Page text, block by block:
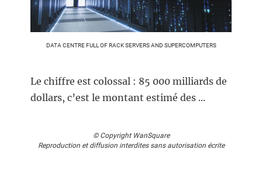
DATA CENTRE FULL OF RACK SERVERS AND SUPERCOMPUTERS
Le chiffre est colossal : 85 000 milliards de
dollars, c’est le montant estimé des ...
© Copyright WanSquare
Reproduction et diffusion interdites sans autorisation écrite